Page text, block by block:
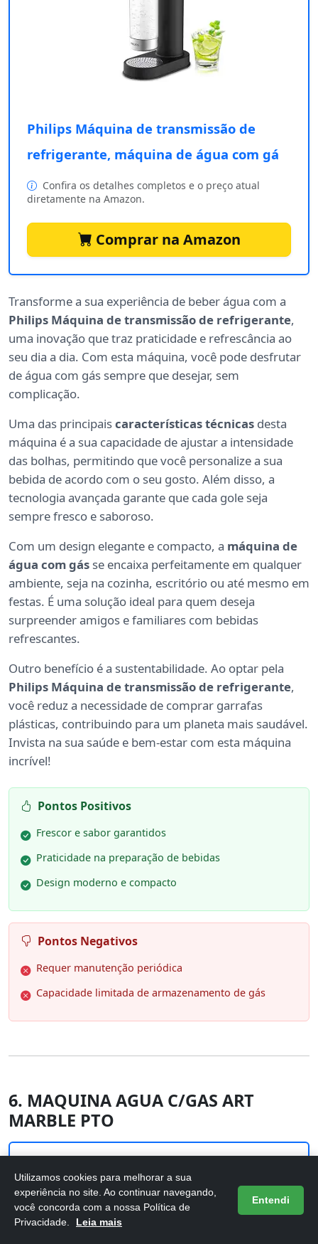
Philips Máquina de transmissão de
refrigerante, máquina de água com gá
Confira os detalhes completos e o preço atual
diretamente na Amazon.
Comprar na Amazon
Transforme a sua experiência de beber água com a
Philips Máquina de transmissão de refrigerante,
uma inovação que traz praticidade e refrescância ao
seu dia a dia. Com esta máquina, você pode desfrutar
de água com gás sempre que desejar, sem
complicação.
Uma das principaiscaracterísticas técnicas desta
máquina é a sua capacidade de ajustar a intensidade
das bolhas, permitindo que você personalize a sua
bebida de acordo com o seu gosto. Além disso, a
tecnologia avançada garante que cada gole seja
sempre fresco e saboroso.
Com um design elegante e compacto, a máquina de
água com gás se encaixa perfeitamente em qualquer
ambiente, seja na cozinha, escritório ou até mesmo em
festas. É uma solução ideal para quem deseja
surpreender amigos e familiares com bebidas
refrescantes.
Outro benefício é a sustentabilidade. Ao optar pela
Philips Máquina de transmissão de refrigerante,
você reduz a necessidade de comprar garrafas
plásticas, contribuindo para um planeta mais saudável.
Invista na sua saúde e bem-estar com esta máquina
incrível!
Pontos Positivos
Frescor e sabor garantidos
Praticidade na preparação de bebidas
Design moderno e compacto
Pontos Negativos
Requer manutenção periódica
Capacidade limitada de armazenamento de gás
6. MAQUINA AGUA C/GAS ART
MARBLE PTO
Utilizamos cookies para melhorar a sua
experiência no site. Ao continuar navegando,
você concorda com a nossa Política de
Privacidade.
Leia mais
Entendi